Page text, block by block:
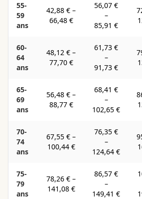
55-
59
ans
42,88 € –
66,48 €
56,07 €
–
85,91 €
60-
64
ans
48,12 € –
77,70 €
61,73 €
–
91,73 €
65-
69
ans
56,48 € –
88,77 €
68,41 €
–
102,65 €
70-
74
ans
67,55 € –
100,44 €
76,35 €
–
124,64 €
75-
79
ans
78,26 € –
141,08 €
86,57 €
–
149,41 €